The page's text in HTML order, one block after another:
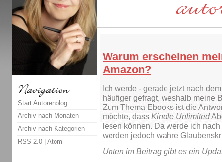
Warum erscheinen
Amazon?
Ich werde - gerade jetzt nach
häufiger gefragt, weshalb meine
Zum Thema Ebooks ist die
möchte, dass Kindle Unlimited
lesen können. Da werde ich
werden jedoch wahre
Unten im Beitrag gibt es ein
Start Autorenblog
Archiv nach Monaten
Archiv nach Kategorien
RSS 2.0 | Atom